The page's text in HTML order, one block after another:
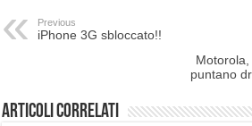
Previous
iPhone 3G sbloccato!!
puntano
Articoli correlati